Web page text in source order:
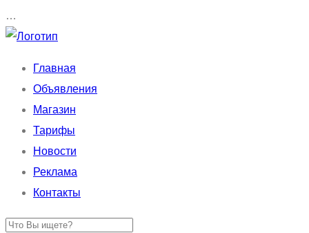
…
Главная
Объявления
Магазин
Тарифы
Новости
Реклама
Контакты